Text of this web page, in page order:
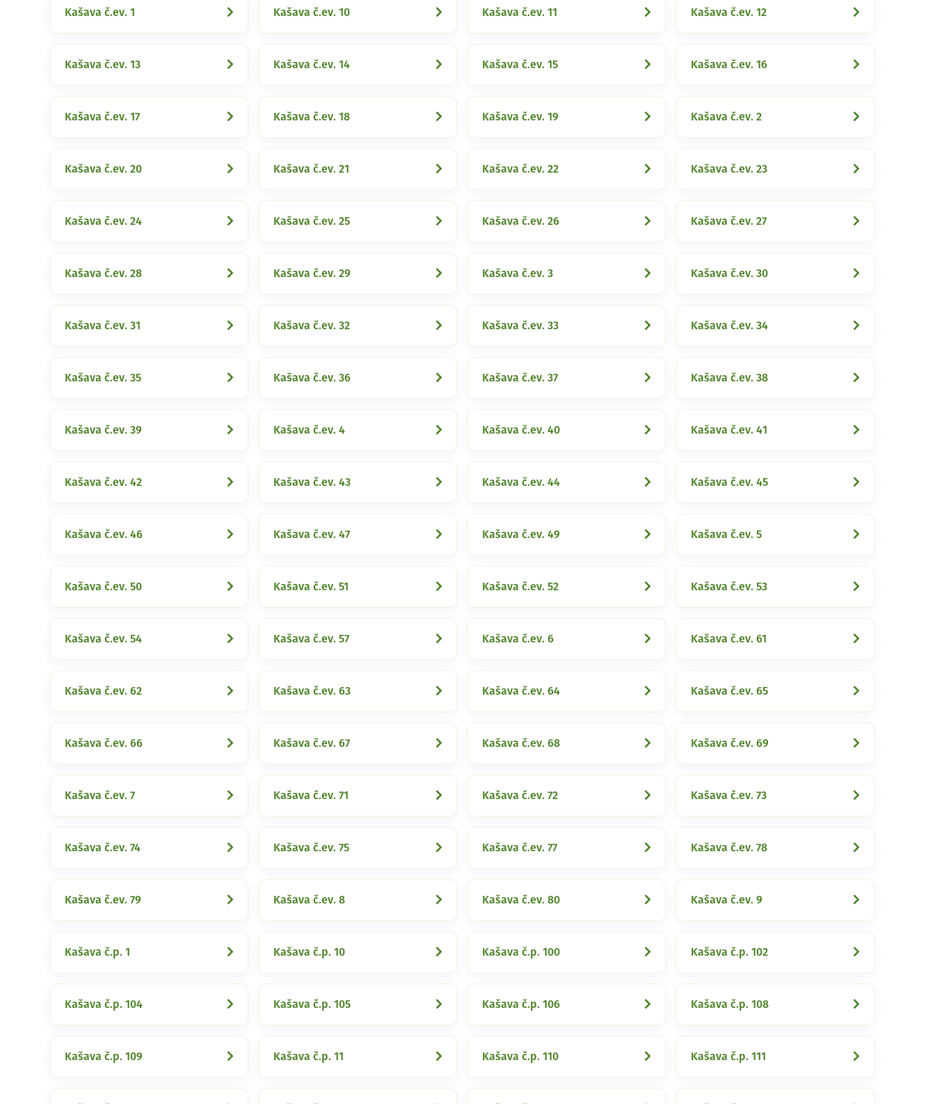
Kašava č.ev. 1 Kašava č.ev. 10 Kašava č.ev. 11 Kašava č.ev. 12
Kašava č.ev. 13 Kašava č.ev. 14 Kašava č.ev. 15 Kašava č.ev. 16
Kašava č.ev. 17 Kašava č.ev. 18 Kašava č.ev. 19 Kašava č.ev. 2
Kašava č.ev. 20 Kašava č.ev. 21 Kašava č.ev. 22 Kašava č.ev. 23
Kašava č.ev. 24 Kašava č.ev. 25 Kašava č.ev. 26 Kašava č.ev. 27
Kašava č.ev. 28 Kašava č.ev. 29 Kašava č.ev. 3 Kašava č.ev. 30
Kašava č.ev. 31 Kašava č.ev. 32 Kašava č.ev. 33 Kašava č.ev. 34
Kašava č.ev. 35 Kašava č.ev. 36 Kašava č.ev. 37 Kašava č.ev. 38
Kašava č.ev. 39 Kašava č.ev. 4 Kašava č.ev. 40 Kašava č.ev. 41
Kašava č.ev. 42 Kašava č.ev. 43 Kašava č.ev. 44 Kašava č.ev. 45
Kašava č.ev. 46 Kašava č.ev. 47 Kašava č.ev. 49 Kašava č.ev. 5
Kašava č.ev. 50 Kašava č.ev. 51 Kašava č.ev. 52 Kašava č.ev. 53
Kašava č.ev. 54 Kašava č.ev. 57 Kašava č.ev. 6 Kašava č.ev. 61
Kašava č.ev. 62 Kašava č.ev. 63 Kašava č.ev. 64 Kašava č.ev. 65
Kašava č.ev. 66 Kašava č.ev. 67 Kašava č.ev. 68 Kašava č.ev. 69
Kašava č.ev. 7 Kašava č.ev. 71 Kašava č.ev. 72 Kašava č.ev. 73
Kašava č.ev. 74 Kašava č.ev. 75 Kašava č.ev. 77 Kašava č.ev. 78
Kašava č.ev. 79 Kašava č.ev. 8 Kašava č.ev. 80 Kašava č.ev. 9
Kašava č.p. 1 Kašava č.p. 10 Kašava č.p. 100 Kašava č.p. 102
Kašava č.p. 104 Kašava č.p. 105 Kašava č.p. 106 Kašava č.p. 108
Kašava č.p. 109 Kašava č.p. 11 Kašava č.p. 110 Kašava č.p. 111